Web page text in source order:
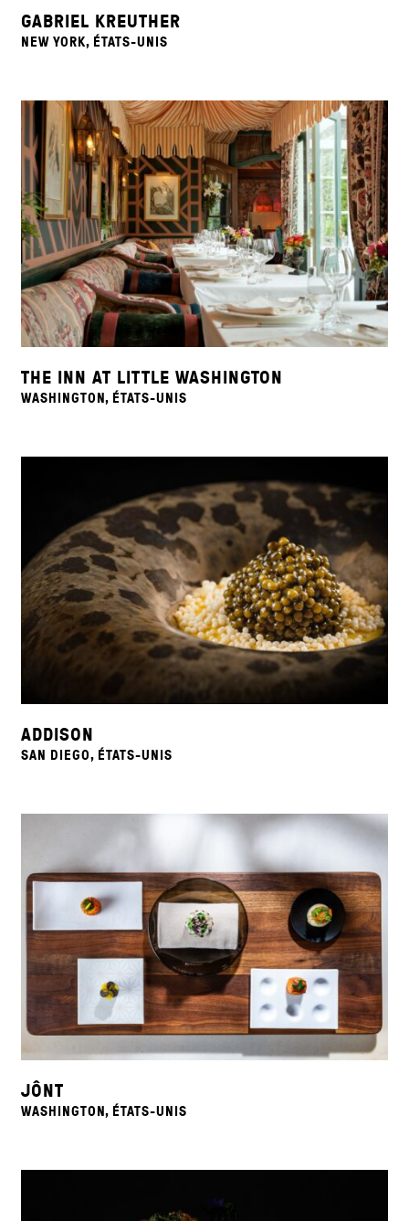
GABRIEL KREUTHER
NEW YORK, ÉTATS-UNIS
THE INN AT LITTLE WASHINGTON
WASHINGTON, ÉTATS-UNIS
ADDISON
SAN DIEGO, ÉTATS-UNIS
JÔNT
WASHINGTON, ÉTATS-UNIS